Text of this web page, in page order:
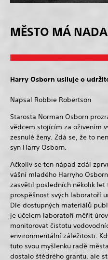
MĚSTO MÁ
Harry Osborn usiluje o
Napsal Robbie Robertson
Starosta Norman Osborn
vědcem stojícím za oživením
zesnulé ženy. Zdá se, že to
syn Harry Osborn.
Ačkoliv se ten nápad zdál
vášní mladého Harryho
zasvětil posledních několik let
prospěšnost svých laboratoří
Dle dostupných materiálů
je účelem laboratoří měřit
monitorovat čistotu
environmentální záležitosti.
tuto svou myšlenku radě
dostalo štědrého grantu, ale